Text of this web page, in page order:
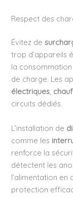
Respect des
Évitez de
trop d’appareils
la
de charge. Les
électriques,
circuits dédiés.
L’installation de
comme les
renforce la
détectent les
l’alimentation en
protection